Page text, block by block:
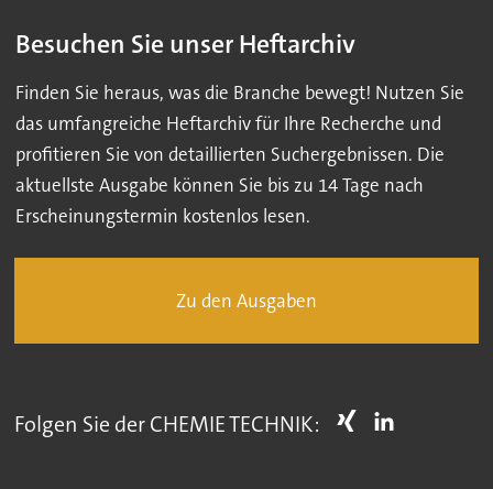
Besuchen Sie unser Heftarchiv
Finden Sie heraus, was die Branche bewegt! Nutzen Sie
das umfangreiche Heftarchiv für Ihre Recherche und
profitieren Sie von detaillierten Suchergebnissen. Die
aktuellste Ausgabe können Sie bis zu 14 Tage nach
Erscheinungstermin kostenlos lesen.
Zu den Ausgaben
Folgen Sie der CHEMIE TECHNIK: